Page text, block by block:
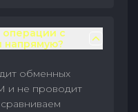
с
напрямую?
обменных
и не проводит